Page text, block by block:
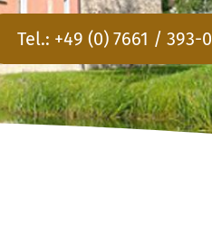
Tel.: +49 (0) 7661 / 393-0